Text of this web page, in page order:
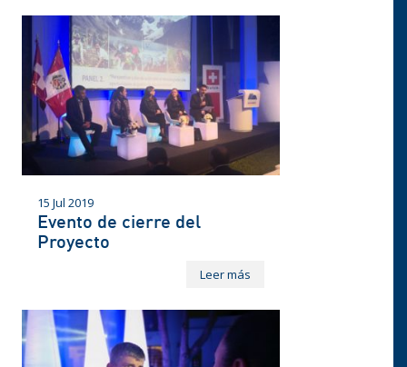
15 Jul 2019
Evento de cierre del
Proyecto
Leer más